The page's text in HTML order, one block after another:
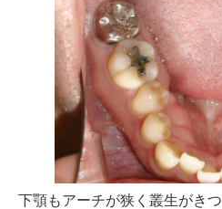
下顎もアーチが狭く叢生がきつ